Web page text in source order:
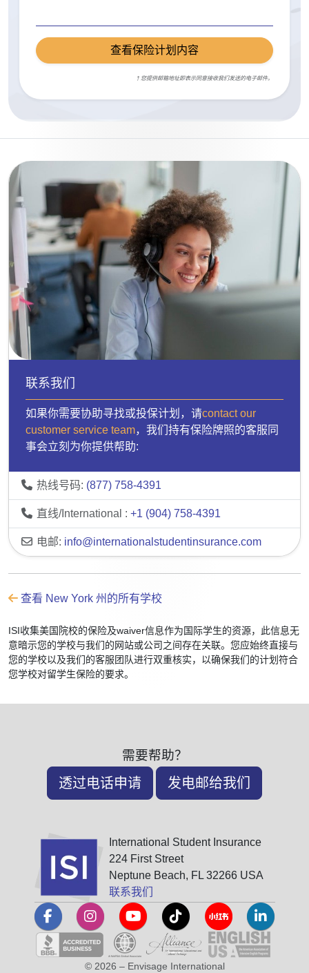
查看保险计划内容
† 您提供邮箱地址即表示同意接收我们发送的电子邮件。
联系我们
如果你需要协助寻找或投保计划，请contact our
customer service team，我们持有保险牌照的客服同
事会立刻为你提供帮助:
热线号码: (877) 758-4391
直线/International : +1 (904) 758-4391
电邮: info@internationalstudentinsurance.com
查看 New York 州的所有学校
ISI收集美国院校的保险及waiver信息作为国际学生的资源，此信息无
意暗示您的学校与我们的网站或公司之间存在关联。您应始终直接与
您的学校以及我们的客服团队进行双重核实，以确保我们的计划符合
您学校对留学生保险的要求。
需要帮助？
透过电话申请 发电邮给我们
International Student Insurance
224 First Street
Neptune Beach, FL 32266 USA
联系我们
© 2026 – Envisage International